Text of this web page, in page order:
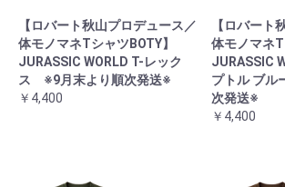
【ロバート秋山プロデュース／
体モノマネTシャツBOTY】
JURASSIC WORLD T-レック
ス ※9月末より順次発送※
￥4,400
【ロバート
体モノマネT
JURASSIC
プトル ブ
次発送※
￥4,400